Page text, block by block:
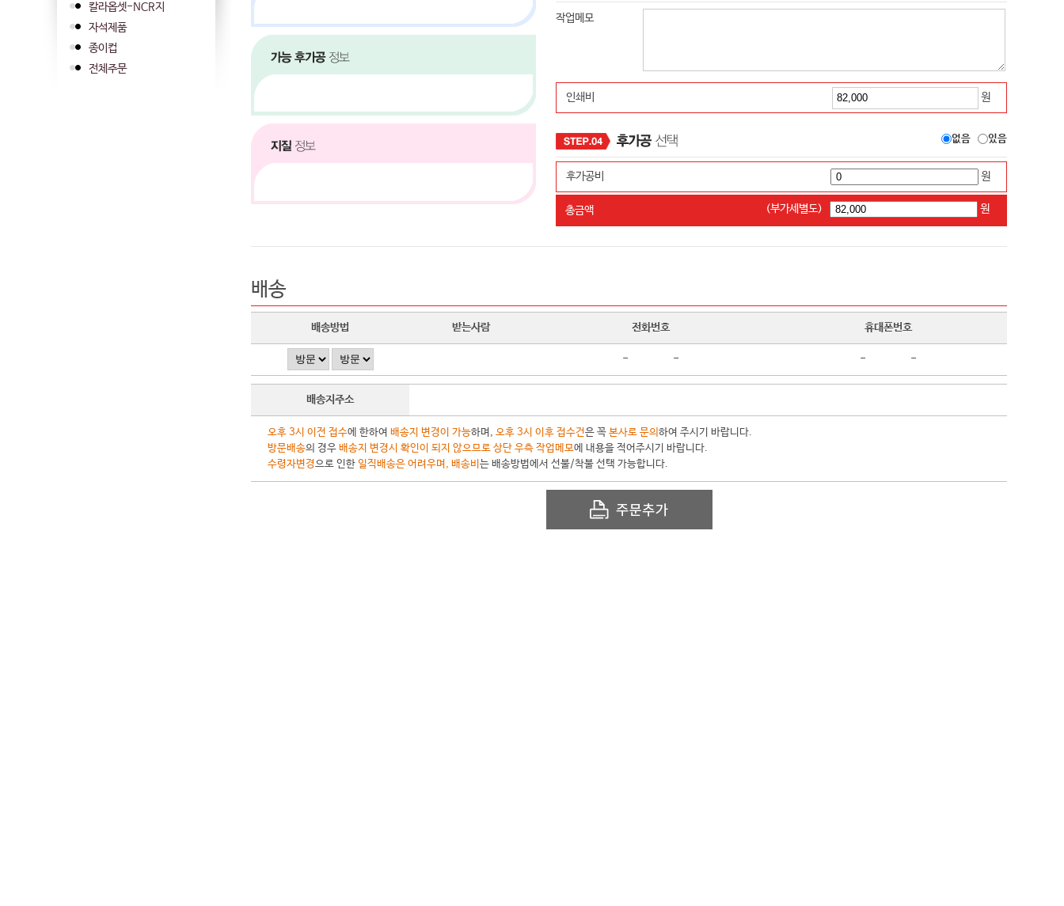
칼라옵셋-NCR지
자석제품
종이컵
전체주문
작업메모
인쇄비 원
없음 있음
후가공비 원
총금액 (부가세별도) 원
배송
배송방법 받는사람 전화번호 휴대폰번호
- - - -
배송지주소
오후 3시 이전 접수에 한하여 배송지 변경이 가능하며, 오후 3시 이후 접수건은 꼭 본사로 문의 하여 주시기 바랍니다.
방문배송의 경우 배송지 변경시 확인이 되지 않으므로 상단 우측 작업메모에 내용을 적어주시기 바랍니다.
수령자변경으로 인한 일직배송은 어려우며, 배송비 는 배송방법에서 선불/착불 선택 가능합니다.